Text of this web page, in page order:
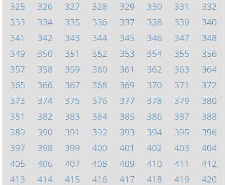
325
326 327 328 329 330 331
332
333
334 335 336 337 338 339
340
341
342 343 344 345 346 347
348
349
350 351 352 353 354 355
356
357
358 359 360 361 362 363
364
365
366 367 368 369 370 371
372
373
374 375 376 377 378 379
380
381
382 383 384 385 386 387
388
389
390 391 392 393 394 395
396
397
398 399 400 401 402 403
404
405
406 407 408 409 410 411
412
413
414 415 416 417 418 419 420